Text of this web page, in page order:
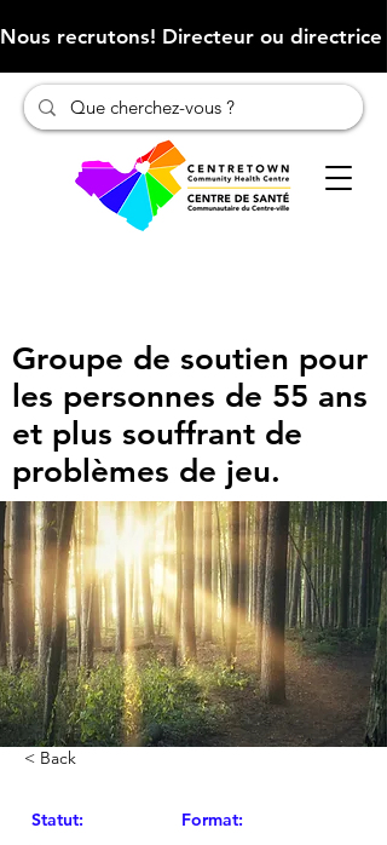
Nous recrutons! Directeur ou
Groupe de soutien pour
les personnes de 55 ans
et plus souffrant de
problèmes de jeu.
< Back
Statut: Format: